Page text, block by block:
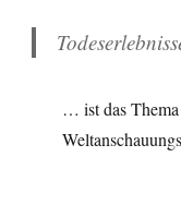
… ist das Thema